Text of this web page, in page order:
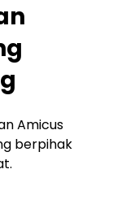
Amicus
berpihak